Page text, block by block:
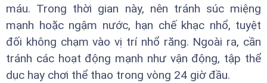
máu. Trong thời gian này, nên tránh súc miệng
mạnh hoặc ngậm nước, hạn chế khạc nhổ, tuyệt
đối không chạm vào vị trí nhổ răng. Ngoài ra, cần
tránh các hoạt động mạnh như vận động, tập thể
dục hay chơi thể thao trong vòng 24 giờ đầu.